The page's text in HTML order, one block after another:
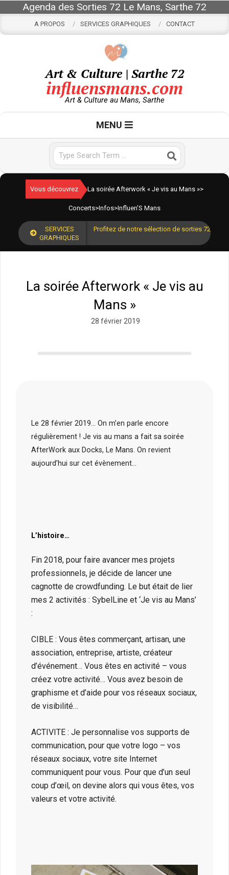
content
Agenda des Sorties 72 Le Mans, Sarthe 72
A PROPOS SERVICES GRAPHIQUES CONTACT
Art & Culture | Sarthe 72
influensmans.com
Art & Culture au Mans, Sarthe
MENU
Vous découvrez La soirée Afterwork « Je vis au Mans »>
Concerts>Infos>Influen'S Mans
SERVICES
GRAPHIQUES
Profitez de notre sélection de sorties 72 pour
La soirée Afterwork « Je vis au
Mans »
28 février 2019
Le 28 février 2019… On m’en parle encore
régulièrement ! Je vis au mans a fait sa soirée
AfterWork aux Docks, Le Mans. On revient
aujourd’hui sur cet évènement…
L’histoire…
Fin 2018, pour faire avancer mes projets
professionnels, je décide de lancer une
cagnotte de crowdfunding. Le but était de lier
mes 2 activités : SybelLine et ‘Je vis au Mans’
:
CIBLE : Vous êtes commerçant, artisan, une
association, entreprise, artiste, créateur
d’événement… Vous êtes en activité – vous
créez votre activité… Vous avez besoin de
graphisme et d’aide pour vos réseaux sociaux,
de visibilité…
ACTIVITE : Je personnalise vos supports de
communication, pour que votre logo – vos
réseaux sociaux, votre site Internet
communiquent pour vous. Pour que d’un seul
coup d’œil, on devine alors qui vous êtes, vos
valeurs et votre activité.